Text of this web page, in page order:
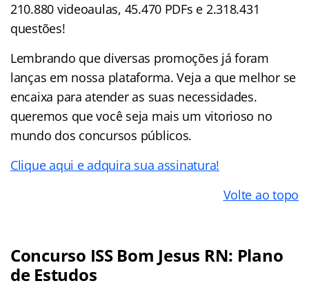
210.880 videoaulas, 45.470 PDFs e 2.318.431
questões!
Lembrando que diversas promoções já foram
lanças em nossa plataforma. Veja a que melhor se
encaixa para atender as suas necessidades.
queremos que você seja mais um vitorioso no
mundo dos concursos públicos.
Clique aqui e adquira sua assinatura!
Volte ao topo
Concurso ISS Bom Jesus RN: Plano
de Estudos